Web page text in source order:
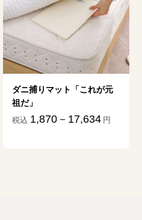
ダニ捕りマット「これが元
祖だ」
1,870－17,634 円